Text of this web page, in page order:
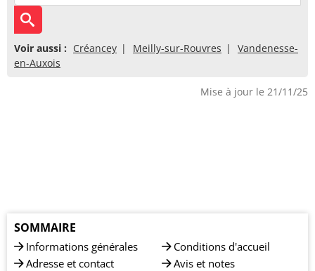
Voir aussi : Créancey Meilly-sur-Rouvres
Vandenesse-
en-Auxois
Mise à jour le 21/11/25
SOMMAIRE
Informations générales
Adresse et contact
Conditions d'accueil
Avis et notes